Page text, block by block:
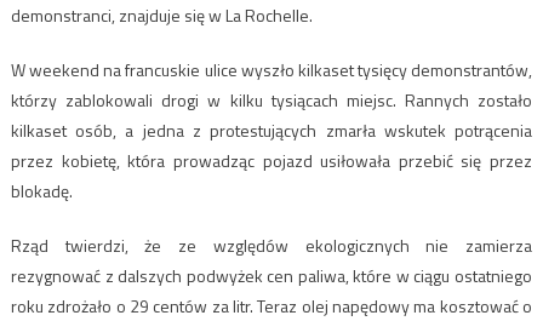
demonstranci, znajduje się w La Rochelle.
W weekend na francuskie ulice wyszło kilkaset tysięcy demonstrantów,
którzy zablokowali drogi w kilku tysiącach miejsc. Rannych zostało
kilkaset osób, a jedna z protestujących zmarła wskutek potrącenia
przez kobietę, która prowadząc pojazd usiłowała przebić się przez
blokadę.
Rząd twierdzi, że ze względów ekologicznych nie zamierza
rezygnować z dalszych podwyżek cen paliwa, które w ciągu ostatniego
roku zdrożało o 29 centów za litr. Teraz olej napędowy ma kosztować o